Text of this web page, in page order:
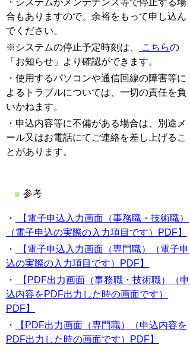
・システムがメンテナンス等で停止する場
合もありますので、余裕をもって申し込ん
でください。
※システムの停止予定時刻は、
こちらの
「お知らせ」より確認ができます。
・使用するパソコンや通信回線の障害等に
よるトラブルについては、一切の責任を負
いかねます。
・申込内容等に不備がある場合は、別途メ
ール又はお電話にてご連絡を差し上げるこ
とがあります。
参考
・
【電子申込入力画面（事務職・技術職）
（電子申込の実際の入力項目です）PDF】
・
【電子申込入力画面（専門職）（電子申
込の実際の入力項目です）PDF】
・
【PDF出力画面（事務職・技術職）（申
込内容をPDF出力した時の画面です）
PDF】
・
【PDF出力画面（専門職）（申込内容を
PDF出力した時の画面です）PDF】